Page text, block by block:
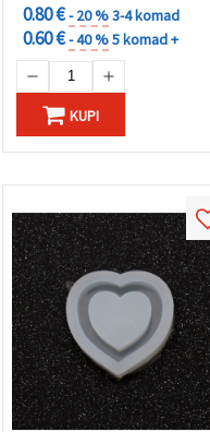
0.80 €- 20 %3-4 komad
0.60 €- 40 %5 komad +
KUPI